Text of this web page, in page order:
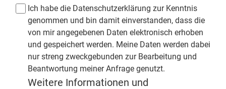
Ich habe die Datenschutzerklärung zur Kenntnis
genommen und bin damit einverstanden, dass die
von mir angegebenen Daten elektronisch erhoben
und gespeichert werden. Meine Daten werden dabei
nur streng zweckgebunden zur Bearbeitung und
Beantwortung meiner Anfrage genutzt.
Weitere Informationen und